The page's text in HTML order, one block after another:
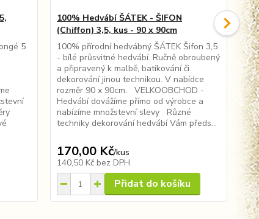
5
100% Hedvábí ŠÁTEK - ŠIFON
(Chiffon) 3,5, kus - 90 x 90cm
100% přírodní hedvábný ŠÁTEK Šifon 3,5
- bílé průsvitné hedvábí. Ručně obroubený
a připravený k malbě, batikování či
dekorování jinou technikou. V nabídce
rozměr 90 x 90cm. VELKOOBCHOD -
Hedvábí dovážíme přímo od výrobce a
nabízíme množstevní slevy Různé
techniky dekorování hedvábí Vám předs...
170,00 Kč/kus
140,50 Kč bez DPH
Přidat do košíku
se